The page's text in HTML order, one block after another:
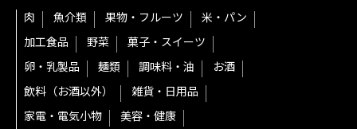
肉 魚介類 果物・フルーツ
米・パン
加工食品
野菜
菓子・スイーツ
卵・乳製品
麺類 調味料・油
お酒
飲料（お酒以外）
雑貨・日用品
家電・電気小物
美容・健康